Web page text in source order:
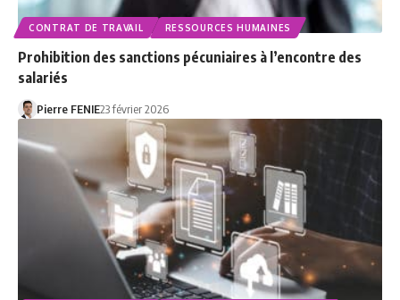
CONTRAT DE TRAVAIL RESSOURCES HUMAINES
Prohibition des sanctions pécuniaires à l’encontre des
salariés
Pierre FENIE23 février 2026